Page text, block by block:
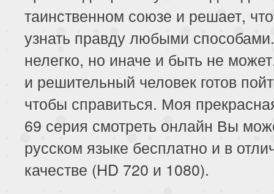
таинственном союзе и решает,
узнать правду любыми
нелегко, но иначе и быть не
и решительный человек готов
чтобы справиться. Моя
69 серия смотреть онлайн Вы
русском языке бесплатно и в
качестве (HD 720 и 1080).